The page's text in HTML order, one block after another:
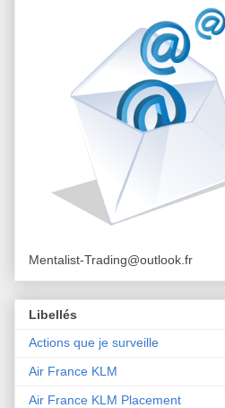
Mentalist-Trading@outlook.fr
Libellés
Actions que je surveille
Air France KLM
Air France KLM Placement